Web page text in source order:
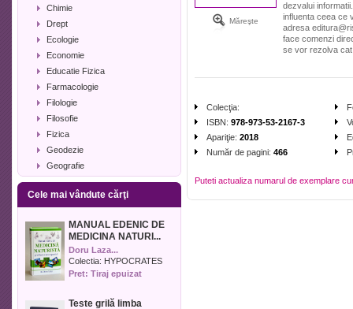
Chimie
Drept
Ecologie
Economie
Educatie Fizica
Farmacologie
Filologie
Filosofie
Fizica
Geodezie
Geografie
Geologie
Industrie alimentara
Istorie
Istorie literara
Lexicologie
Management
Cele mai vândute cărţi
MANUAL EDENIC DE
MEDICINA NATURI...
Doru Laza...
Colectia: HYPOCRATES
Pret: Tiraj epuizat
Teste grilă limba
Măreşte
dezvalui
influenta ceea ce
adresa
face comenzi
se vor rezolva
Colecţia:
ISBN: 978-973-53-2167-3
Apariţie: 2018
Număr de pagini: 466
Puteti actualiza numarul de exemplare